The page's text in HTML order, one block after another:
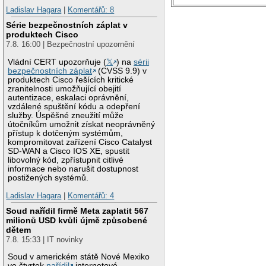
Ladislav Hagara Komentářů: 8
Série bezpečnostních záplat v
produktech Cisco
7.8. 16:00 | Bezpečnostní upozornění
Vládní CERT upozorňuje (𝕏 ) nasérii
bezpečnostních záplat
(CVSS 9.9) v
produktech Cisco řešících kritické
zranitelnosti umožňující obejití
autentizace, eskalaci oprávnění,
vzdálené spuštění kódu a odepření
služby. Úspěšné zneužití může
útočníkům umožnit získat neoprávněný
přístup k dotčeným systémům,
kompromitovat zařízení Cisco Catalyst
SD-WAN a Cisco IOS XE, spustit
libovolný kód, zpřístupnit citlivé
informace nebo narušit dostupnost
postižených systémů.
Ladislav Hagara
Komentářů: 4
Soud nařídil firmě Meta zaplatit 567
milionů USD kvůli újmě způsobené
dětem
7.8. 15:33 | IT novinky
Soud v americkém státě Nové Mexiko